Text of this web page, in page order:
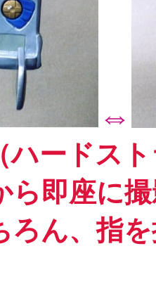
⇔
ードスト
ら即座に
指を抜